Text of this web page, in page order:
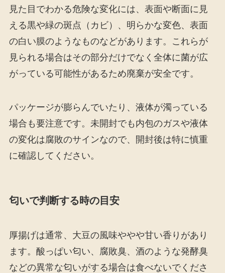
見た目でわかる危険な変化には、表面や断面に見
える黒や緑の斑点（カビ）、明らかな変色、表面
の白い膜のようなものなどがあります。これらが
見られる場合はその部分だけでなく全体に菌が広
がっている可能性があるため廃棄が安全です。
パッケージが膨らんでいたり、液体が濁っている
場合も要注意です。未開封でも内包のガスや液体
の変化は腐敗のサインなので、開封後は特に慎重
に確認してください。
匂いで判断する時の目安
厚揚げは通常、大豆の風味ややや甘い香りがあり
ます。酸っぱい匂い、腐敗臭、酒のような発酵臭
などの異常な匂いがする場合は食べないでくださ